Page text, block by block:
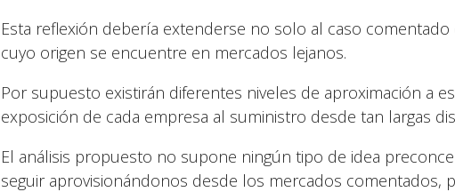
Esta reflexión debería extenderse no solo al caso
cuyo origen se encuentre en mercados lejanos.
Por supuesto existirán diferentes niveles de aproximación a
exposición de cada empresa al suministro desde tan largas
El análisis propuesto no supone ningún tipo de idea
seguir aprovisionándonos desde los mercados comentados,